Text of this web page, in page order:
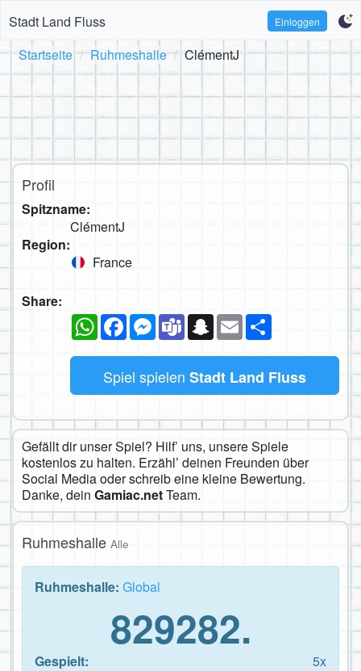
Stadt Land Fluss Einloggen
Startseite Ruhmeshalle ClémentJ
Profil
Spitzname:
ClémentJ
Region:
France
Share:
WhatsAppFacebookMessenger
TeamsSnapchat
Email
Spiel spielen Stadt Land Fluss
Gefällt dir unser Spiel? Hilf’ uns, unsere Spiele
kostenlos zu halten. Erzähl’ deinen Freunden über
Social Media oder schreib eine kleine Bewertung.
Danke, dein Gamiac.netTeam.
Ruhmeshalle Alle
Ruhmeshalle: Global
829282.
Gespielt:
5x